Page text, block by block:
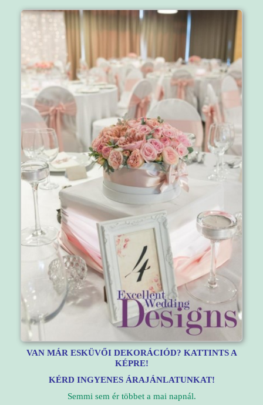
VAN MÁR ESKÜVŐI DEKORÁCIÓD? KATTINTS A
KÉPRE!
KÉRD INGYENES ÁRAJÁNLATUNKAT!
Semmi sem ér többet a mai napnál.